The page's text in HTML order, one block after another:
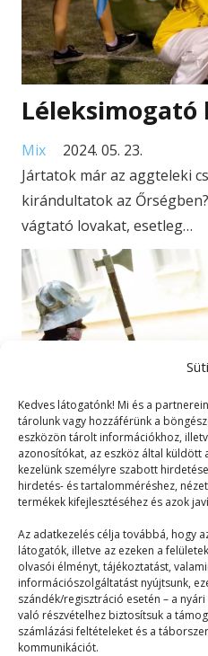
Kedves látogatónk! Mi és a
tárolunk vagy hozzáférünk a
eszközön tárolt információkhoz,
azonosítókat, az eszköz által
kezelünk személyre szabott
hirdetés- és tartalomméréshez,
termékek kifejlesztéséhez és azok
Az adatkezelés célja továbbá, hogy
látogatók, illetve az ezeken a
olvasói élményt, tájékoztatást,
információszolgáltatást nyújtsunk,
szándék/regisztráció esetén – a
való részvételhez biztosítsuk a
számlázási feltételeket és a
kommunikációt.
Léleksimogató
Mix
2024. 05. 23.
Jártatok már az aggteleki
kirándultatok az
vágtató lovakat, esetleg…
Időutazás
Mix
2025. 05. 31.
Melyik korszakban élnél
mögöttünk hagyott
A 20-as…